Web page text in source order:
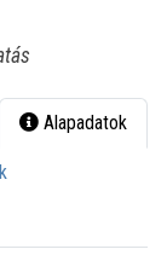
Alapadatok